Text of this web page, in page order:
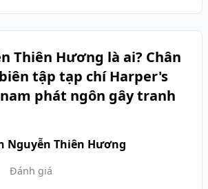
Thiên Hương là ai? Chân
tập tạp chí Harper's
phát ngôn gây tranh
Nguyễn Thiên Hương
Đánh giá